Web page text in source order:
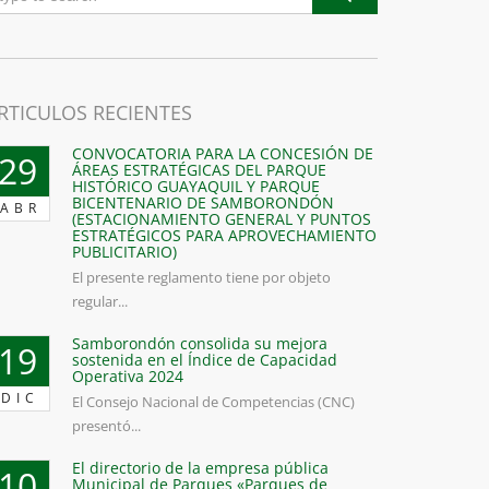
RECIENTES
ABR
CONVOCATORIA PARA LA CONCESIÓN DE
ÁREAS ESTRATÉGICAS DEL PARQUE
HISTÓRICO GUAYAQUIL Y PARQUE
BICENTENARIO DE SAMBORONDÓN
(ESTACIONAMIENTO GENERAL Y PUNTOS
ESTRATÉGICOS PARA APROVECHAMIENTO
PUBLICITARIO)
El presente reglamento tiene por objeto
regular...
DIC
Samborondón consolida su mejora
sostenida en el Índice de Capacidad
Operativa 2024
El Consejo Nacional de Competencias (CNC)
presentó...
El directorio de la empresa pública
Municipal de Parques «Parques de